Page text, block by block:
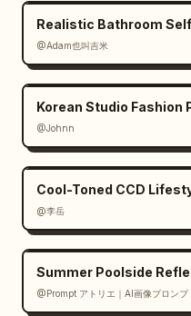
Realistic Bathroom
@Adam也叫吉米
Korean Studio Fashion
@Johnn
Cool-Toned CCD
@李岳
Summer Poolside
@Prompt アトリエ｜AI画像プロンプ